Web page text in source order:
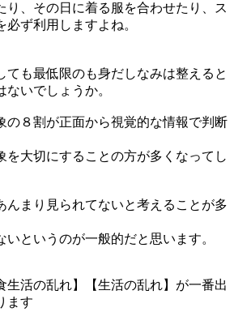
り、その日に着る服を合わせたり、ス
ず利用しますよね。
ても最低限のも身だしなみは整えると
いでしょうか。
の８割が正面から視覚的な情報で判断
を大切にすることの方が多くなってし
んまり見られてないと考えることが多
いというのが一般的だと思います。
生活の乱れ】【生活の乱れ】が一番出
ます